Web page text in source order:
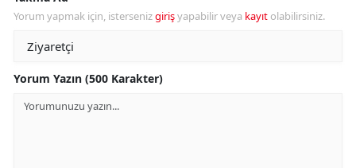
Yorum yapmak için, istersenizgirişyapabilir veya kayıt olabilirsiniz.
Yorum Yazın (500 Karakter)